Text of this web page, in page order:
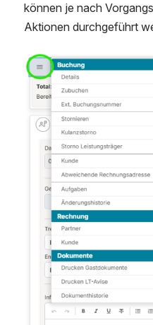
können je nach
Aktionen durchgeführt
Open